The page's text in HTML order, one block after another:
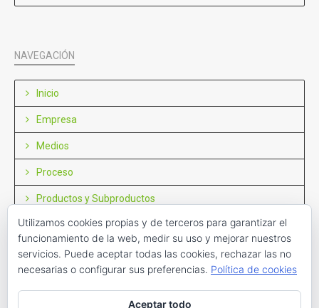
NAVEGACIÓN
Inicio
Empresa
Medios
Proceso
Productos y Subproductos
Noticias
Contacto
Utilizamos cookies propias y de terceros para garantizar el
funcionamiento de la web, medir su uso y mejorar nuestros
servicios. Puede aceptar todas las cookies, rechazar las no
necesarias o configurar sus preferencias. Política de cookies
Aceptar todo